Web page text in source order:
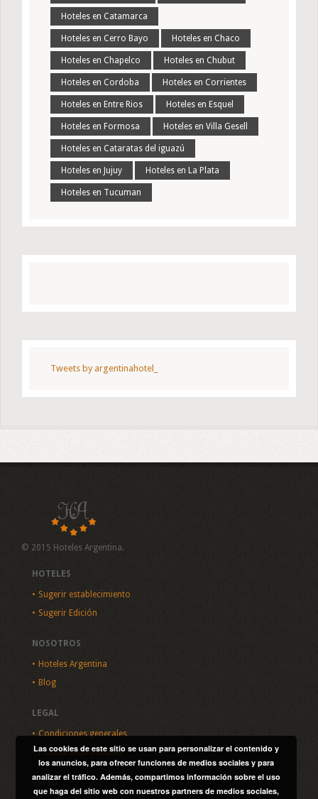
Hoteles en Catamarca
Hoteles en Cerro Bayo Hoteles en Chaco
Hoteles en Chapelco Hoteles en Chubut
Hoteles en Cordoba Hoteles en Corrientes
Hoteles en Entre Rios Hoteles en Esquel
Hoteles en Formosa Hoteles en Villa Gesell
Hoteles en Cataratas del iguazú
Hoteles en Jujuy Hoteles en La Plata
Hoteles en Tucuman
Tweets by argentinahotel_
© 2015 Hoteles Argentina.
HOTELES
Sugerir establecimiento
Sugerir Edición
NOSOTROS
Hoteles Argentina
Blog
LEGAL
Condiciones generales
Política de privacidad
SITIO
Las cookies de este sitio se usan para personalizar el contenido y
los anuncios, para ofrecer funciones de medios sociales y para
analizar el tráfico. Además, compartimos información sobre el uso
que haga del sitio web con nuestros partners de medios sociales,